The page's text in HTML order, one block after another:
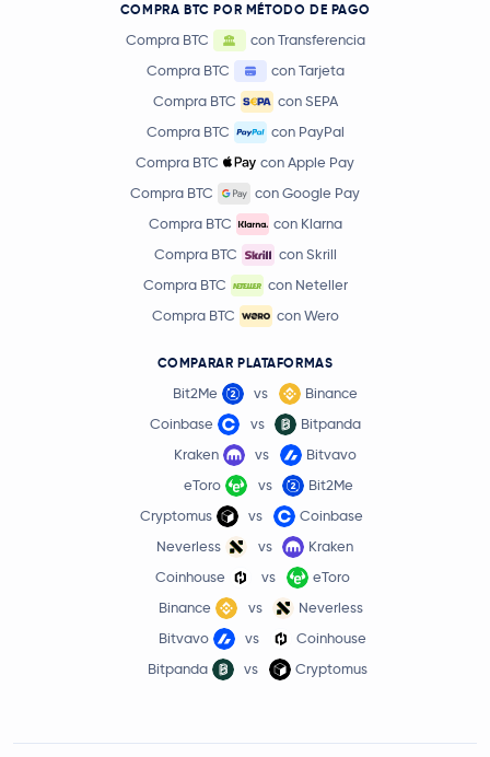
COMPRA BTC POR MÉTODO DE PAGO
Compra BTC
con Transferencia
Compra BTC
con Tarjeta
Compra BTC
con SEPA
Compra BTC
con PayPal
Compra BTC
con Apple Pay
Compra BTC
con Google Pay
Compra BTC
con Klarna
Compra BTC
con Skrill
Compra BTC
con Neteller
Compra BTC
con Wero
COMPARAR PLATAFORMAS
Bit2Me vs
Binance
Coinbase
vs
Bitpanda
Kraken
vs
Bitvavo
eToro
vs
Bit2Me
Cryptomus
vs
Coinbase
Neverless
vs
Kraken
Coinhouse
vs
eToro
Binance
vs
Neverless
Bitvavo
vs
Coinhouse
Bitpanda
vs Cryptomus